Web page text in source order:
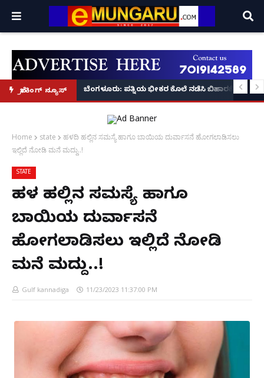
ಬ್ರೇಕಿಂಗ್ ನ್ಯೂಸ್
ಮಜಾ ಮಾಡಲು ಬಂದು ಸೌತ್ ಸೂಪರ್ ಸ್ಟಾರ್ ಆದ ನಟಿ ತ್ರಿಷಾ ಕೃಷ್ಣನ್!
ಬೆಂಗಳೂರು: ಪತ್ನಿಯ ಭೀಕರ ಕೊಲೆ ನಡೆಸಿ ಬಿಹಾರಕ್ಕೆ
Home state
ಹಳದಿ ಹಲ್ಲಿನ ಸಮಸ್ಯೆ ಹಾಗೂ ಬಾಯಿಯ ದುರ್ವಾಸನೆ ಹೋಗಲಾಡಿಸಲು
ಇಲ್ಲಿದೆ ನೋಡಿ ಮನೆ ಮದ್ದು..!
STATE
ಹಳದಿ ಹಲ್ಲಿನ ಸಮಸ್ಯೆ ಹಾಗೂ
ಬಾಯಿಯ ದುರ್ವಾಸನೆ
ಹೋಗಲಾಡಿಸಲು ಇಲ್ಲಿದೆ ನೋಡಿ
ಮನೆ ಮದ್ದು..!
Gulf kannadiga 11/23/2023 11:37:00 PM